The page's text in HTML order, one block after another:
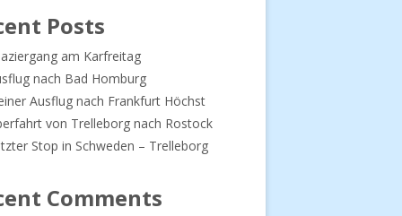
Posts
am Karfreitag
nach Bad Homburg
Ausflug nach Frankfurt Höchst
von Trelleborg nach Rostock
Stop in Schweden – Trelleborg
Comments